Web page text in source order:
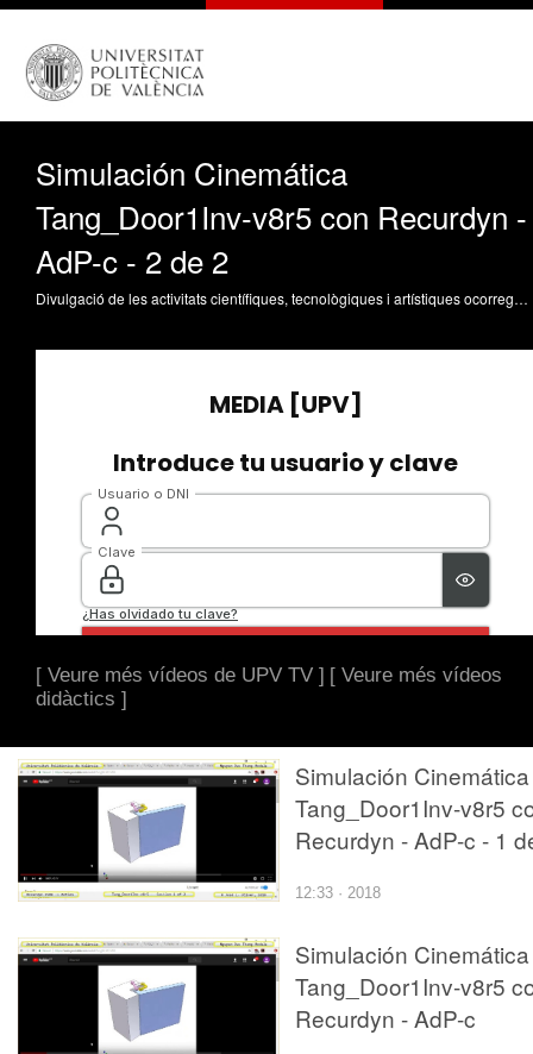
Simulación Cinemática
Tang_Door1Inv-v8r5 con Recurdyn -
AdP-c - 2 de 2
Divulgació de les activitats científiques, tecnològiques i artístiques ocorregudes en els tres campus de la UPV
[ Veure més vídeos de UPV TV ] [ Veure més vídeos
didàctics ]
Simulación Cinemática
Tang_Door1Inv-v8r5
Recurdyn - AdP-c - 1
12:33 · 2018
Simulación Cinemática
Tang_Door1Inv-v8r5
Recurdyn - AdP-c